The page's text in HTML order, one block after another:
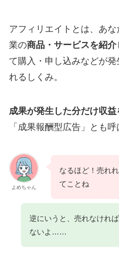
アフィリエイトとは、あ
業の商品・サービスを紹介
て購入・申し込みなどが
れるしくみ。
成果が発生した分だけ収益
「成果報酬型広告」とも呼
よめちゃん
なるほど！売れ
てことね
逆にいうと、売れなけれ
ないよ……